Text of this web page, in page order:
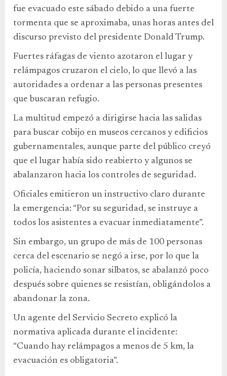
fue evacuado este sábado debido a una fuerte
tormenta que se aproximaba, unas horas antes del
discurso previsto del presidente Donald Trump.
Fuertes ráfagas de viento azotaron el lugar y
relámpagos cruzaron el cielo, lo que llevó a las
autoridades a ordenar a las personas presentes
que buscaran refugio.
La multitud empezó a dirigirse hacia las salidas
para buscar cobijo en museos cercanos y edificios
gubernamentales, aunque parte del público creyó
que el lugar había sido reabierto y algunos se
abalanzaron hacia los controles de seguridad.
Oficiales emitieron un instructivo claro durante
la emergencia: “Por su seguridad, se instruye a
todos los asistentes a evacuar inmediatamente”.
Sin embargo, un grupo de más de 100 personas
cerca del escenario se negó a irse, por lo que la
policía, haciendo sonar silbatos, se abalanzó poco
después sobre quienes se resistían, obligándolos a
abandonar la zona.
Un agente del Servicio Secreto explicó la
normativa aplicada durante el incidente:
“Cuando hay relámpagos a menos de 5 km, la
evacuación es obligatoria”.